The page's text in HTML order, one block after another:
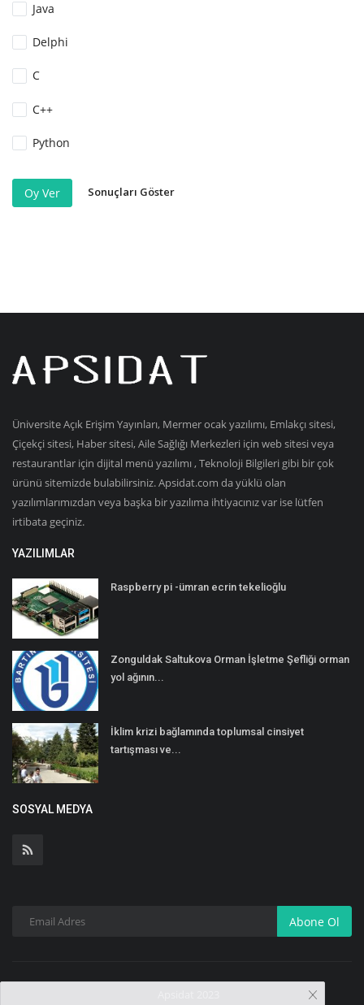
Java
Delphi
C
C++
Python
Oy Ver Sonuçları Göster
Üniversite Açık Erişim Yayınları, Mermer ocak yazılımı, Emlakçı sitesi,
Çiçekçi sitesi, Haber sitesi, Aile Sağlığı Merkezleri için web sitesi veya
restaurantlar için dijital menü yazılımı , Teknoloji Bilgileri gibi bir çok
ürünü sitemizde bulabilirsiniz. Apsidat.com da yüklü olan
yazılımlarımızdan veya başka bir yazılıma ihtiyacınız var ise lütfen
irtibata geçiniz.
YAZILIMLAR
Raspberry pi -ümran ecrin tekelioğlu
Zonguldak Saltukova Orman İşletme Şefliği orman
yol ağının...
İklim krizi bağlamında toplumsal cinsiyet
tartışması ve...
SOSYAL MEDYA
Abone Ol